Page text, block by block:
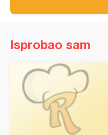
Isprobao sam